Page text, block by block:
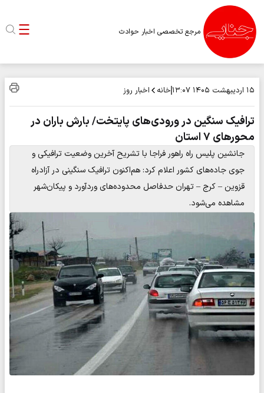
مرجع تخصصی اخبار حوادث
۱۵ اردیبهشت ۱۴۰۵ ۱۳:۰۷ خانه اخبار روز
ترافیک سنگین در ورودی‌های پایتخت/ بارش باران در
محورهای ۷ استان
جانشین پلیس راه راهور فراجا با تشریح آخرین وضعیت ترافیکی و
جوی جاده‌های کشور اعلام کرد: هم‌اکنون ترافیک سنگینی در آزادراه
قزوین – کرج – تهران حدفاصل محدوده‌های وردآورد و پیکان‌شهر
مشاهده می‌شود.